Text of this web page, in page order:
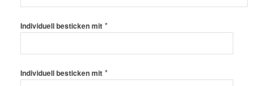
Individuell besticken mit*
Individuell besticken mit*